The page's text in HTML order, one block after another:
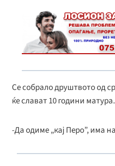
o
o
k
n
ge
r
Се собрало друштвото од
ќе слават 10 години
-Да одиме „кај Перо”, има